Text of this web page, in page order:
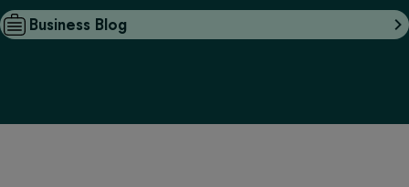
Business Blog